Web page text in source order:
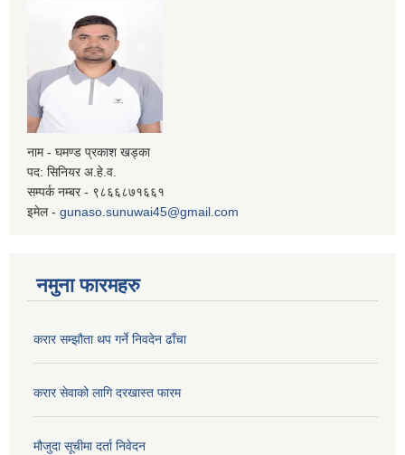
नाम - घमण्ड प्रकाश खड्का
पद: सिनियर अ.हे.व.
सम्पर्क नम्बर - ९८६६८७१६६१
इमेल - gunaso.sunuwai45@gmail.com
नमुना फारमहरु
करार सम्झौता थप गर्ने निवदेन ढाँचा
करार सेवाको लागि दरखास्त फारम
मौजुदा सूचीमा दर्ता निवेदन